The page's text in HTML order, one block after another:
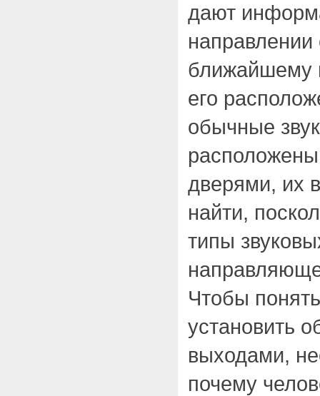
дают
направлении
ближайшему
его
обычные
дверями, их
найти,
типы
Чтобы
установить
выходами,
почему